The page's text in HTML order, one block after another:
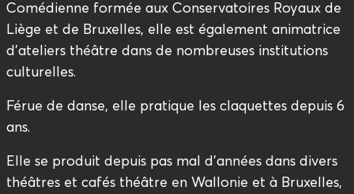
Comédienne formée aux Conservatoires Royaux de
Liège et de Bruxelles, elle est également animatrice
d’ateliers théâtre dans de nombreuses institutions
culturelles.
Férue de danse, elle pratique les claquettes depuis 6
ans.
Elle se produit depuis pas mal d’années dans divers
théâtres et cafés théâtre en Wallonie et à Bruxelles,